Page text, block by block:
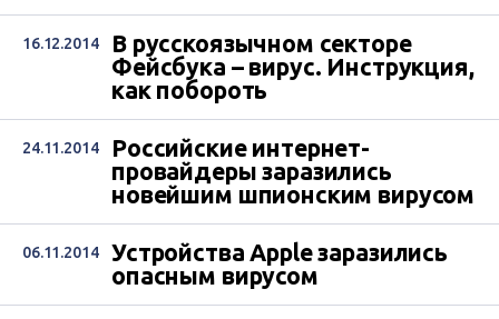
16.12.2014
В русскоязычном секторе
Фейсбука – вирус. Инструкция,
как побороть
24.11.2014
Российские интернет-
провайдеры заразились
новейшим шпионским вирусом
06.11.2014
Устройства Apple заразились
опасным вирусом